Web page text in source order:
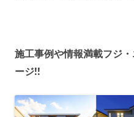
施工事例や情報満載フジ
ージ!!